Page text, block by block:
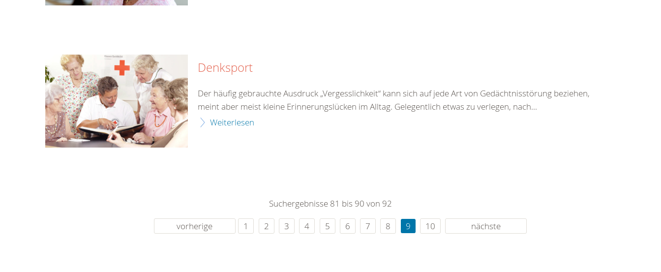
Denksport
Der häufig gebrauchte Ausdruck „Vergesslichkeit“ kann sich auf jede Art von Gedächtnisstörung beziehen,
meint aber meist kleine Erinnerungslücken im Alltag. Gelegentlich etwas zu verlegen, nach...
Weiterlesen
Suchergebnisse 81 bis 90 von 92
vorherige
1 2 3 4 5 6 7 8 9 10 nächste